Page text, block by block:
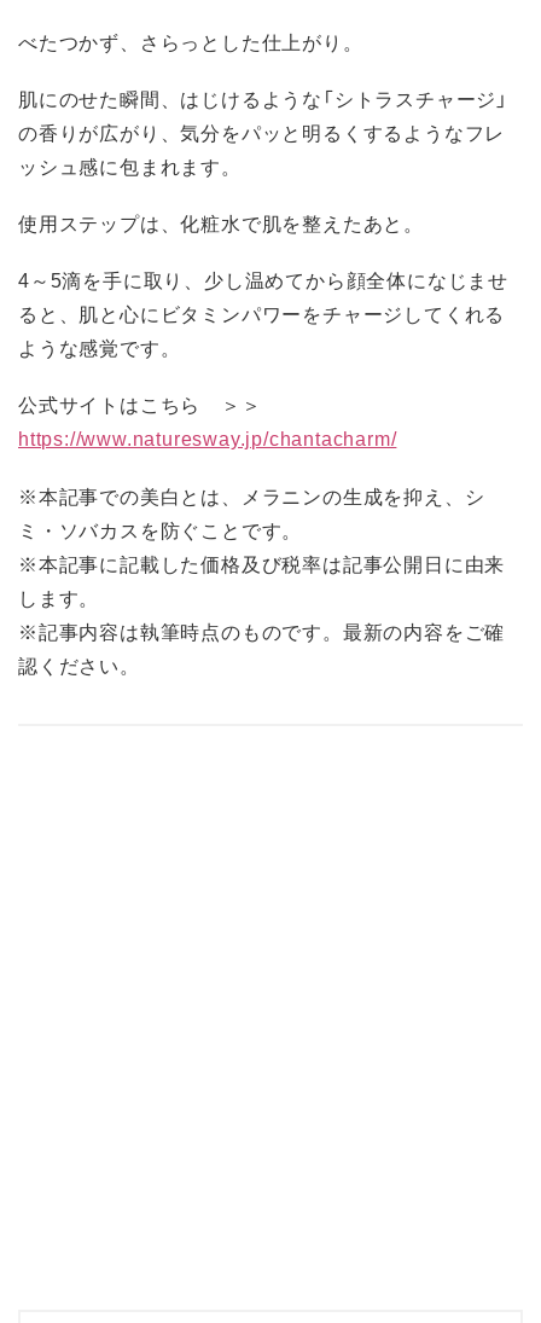
べたつかず、さらっとした仕上がり。
肌にのせた瞬間、はじけるような「シトラスチャージ」
の香りが広がり、気分をパッと明るくするようなフレ
ッシュ感に包まれます。
使用ステップは、化粧水で肌を整えたあと。
4～5滴を手に取り、少し温めてから顔全体になじませ
ると、肌と心にビタミンパワーをチャージしてくれる
ような感覚です。
公式サイトはこちら ＞＞
https://www.naturesway.jp/chantacharm/
※本記事での美白とは、メラニンの生成を抑え、シ
ミ・ソバカスを防ぐことです。
※本記事に記載した価格及び税率は記事公開日に由来
します。
※記事内容は執筆時点のものです。最新の内容をご確
認ください。